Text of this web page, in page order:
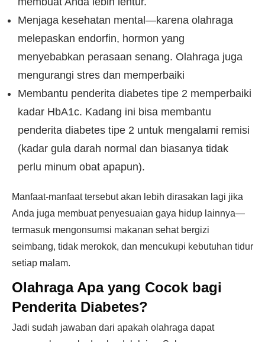
Menjaga kesehatan mental—karena olahraga
melepaskan endorfin, hormon yang
menyebabkan perasaan senang. Olahraga juga
mengurangi stres dan memperbaiki
Membantu penderita diabetes tipe 2 memperbaiki
kadar HbA1c. Kadang ini bisa membantu
penderita diabetes tipe 2 untuk mengalami remisi
(kadar gula darah normal dan biasanya tidak
perlu minum obat apapun).
Manfaat-manfaat tersebut akan lebih dirasakan lagi jika
Anda juga membuat penyesuaian gaya hidup lainnya—
termasuk mengonsumsi makanan sehat bergizi
seimbang, tidak merokok, dan mencukupi kebutuhan tidur
setiap malam.
Olahraga Apa yang Cocok bagi
Penderita Diabetes?
Jadi sudah jawaban dari apakah olahraga dapat